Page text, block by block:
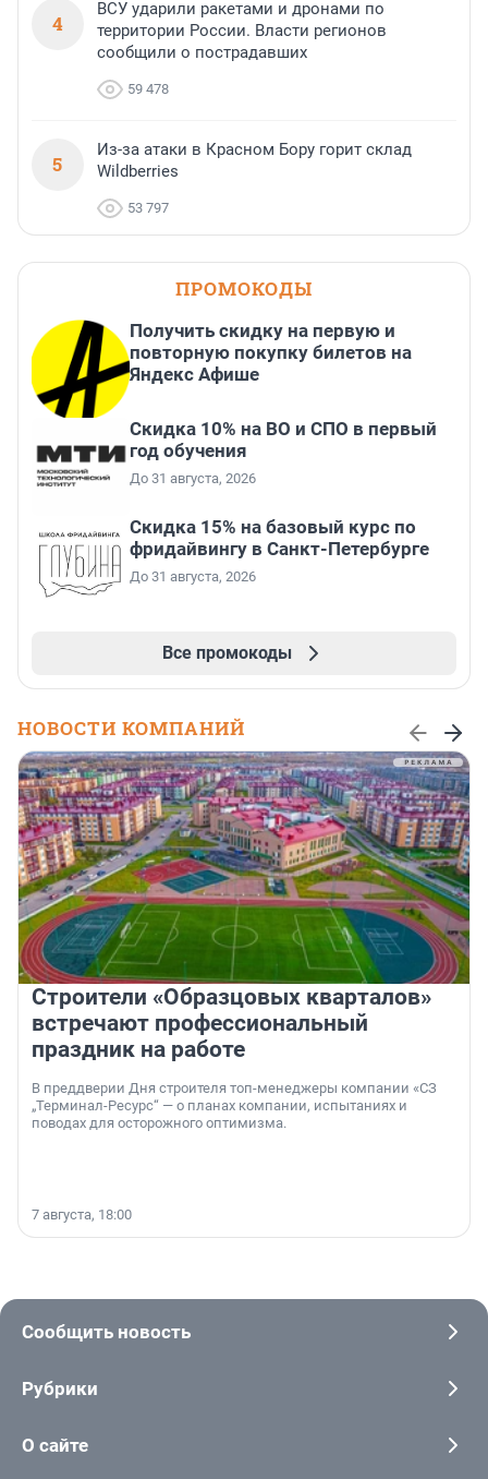
4
ВСУ ударили ракетами и дронами по
территории России. Власти регионов
сообщили о пострадавших
59 478
5
Из-за атаки в Красном Бору горит склад
Wildberries
53 797
ПРОМОКОДЫ
Получить скидку на первую и
повторную покупку билетов на
Яндекс Афише
Скидка 10% на ВО и СПО в первый
год обучения
До 31 августа, 2026
Скидка 15% на базовый курс по
фридайвингу в Санкт-Петербурге
До 31 августа, 2026
Все промокоды
НОВОСТИ КОМПАНИЙ
Строители «Образцовых кварталов»
встречают профессиональный
праздник на работе
В преддверии Дня строителя топ-менеджеры компании «СЗ
„Терминал-Ресурс“ — о планах компании, испытаниях и
поводах для осторожного оптимизма.
7 августа, 18:00
Сообщить новость
Рубрики
О сайте